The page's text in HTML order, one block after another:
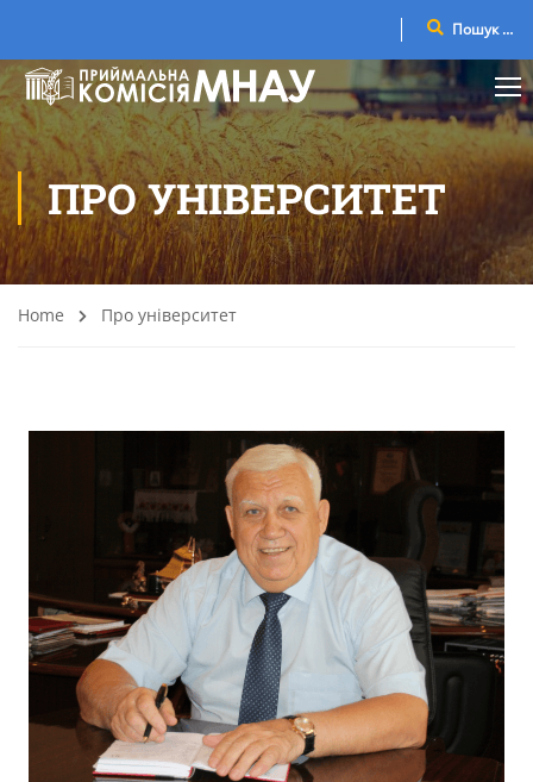
ПРО УНІВЕРСИТЕТ
Home Про університет